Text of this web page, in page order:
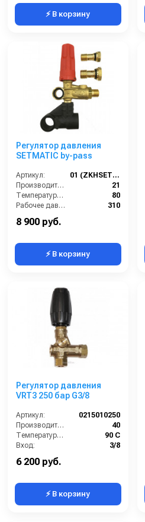
⚡ В корзину
Регулятор давления
SETMATIC by-pass
Артикул:
01 (ZKHSETMSC-000)
Производительность (л/мин):
21
Температурные условия (°C):
80
Рабочее давление (бар):
310
8 900 руб.
⚡ В корзину
Регулятор давления
VRT3 250 бар G3/8
Артикул:
0215010250
Производительность (л/мин):
40
Температура (°C):
90 С
Вход:
3/8
6 200 руб.
⚡ В корзину